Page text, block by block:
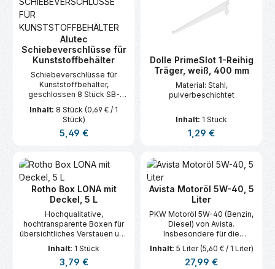
Alutec
Schiebeverschlüsse für
Kunststoffbehälter
Schiebeverschlüsse für
Kunststoffbehälter,
geschlossen 8 Stück SB-
verpackt
Inhalt: 8 Stück (0,69 € / 1
Stück)
Regulärer Preis:
5,49 €
Dolle PrimeSlot 1-Reihig
Träger, weiß, 400 mm
Material: Stahl,
pulverbeschichtet
Inhalt: 1 Stück
Regulärer Preis:
1,29 €
Rotho Box LONA mit
Deckel, 5 L
Hochqualitative,
hochtransparente Boxen für
übersichtliches Verstauen und
einfaches Wiederfinden.
Inhalt: 1 Stück
Regulärer Preis:
3,79 €
Avista Motoröl 5W-40, 5
Liter
PKW Motoröl 5W-40 (Benzin,
Diesel) von Avista.
Insbesondere für die
Anforderungen deutscher
Fahrzeugmodelle entwickelt.
Inhalt: 5 Liter(5,60 € / 1 Liter)
Regulärer Preis:
27,99 €